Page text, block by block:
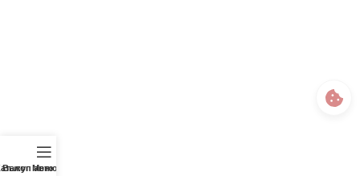
Выкуп авто
Меню